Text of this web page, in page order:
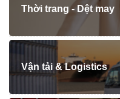
Thời trang - Dệt may
Vận tải & Logistics